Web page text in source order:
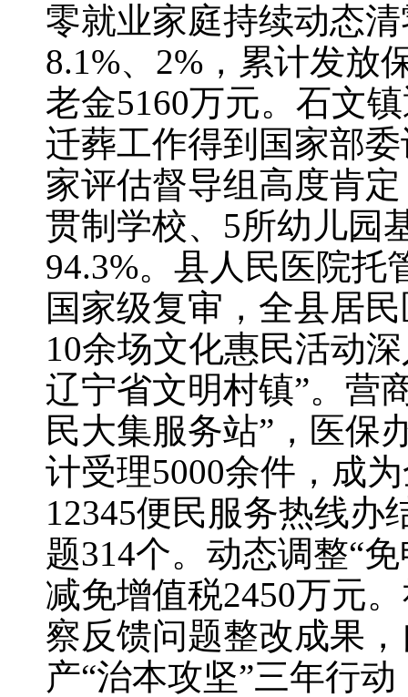
零就业家庭持续动态
8.1%、2%，累计发放
老金5160万元。石文
迁葬工作得到国家部
家评估督导组高度肯
贯制学校、5所幼儿园
94.3%。县人民医院
国家级复审，全县居
10余场文化惠民活动
辽宁省文明村镇”。营
民大集服务站”，医保
计受理5000余件，成
12345便民服务热线办
题314个。动态调整“
减免增值税2450万元
察反馈问题整改成果
产“治本攻坚”三年行